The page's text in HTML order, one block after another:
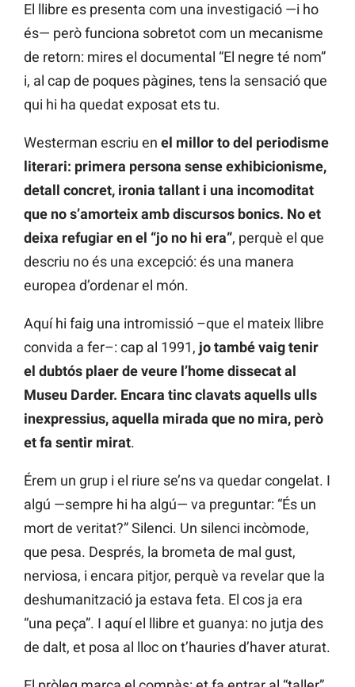
El llibre es presenta com una investigació —i ho
és— però funciona sobretot com un mecanisme
de retorn: mires el documental “El negre té nom”
i, al cap de poques pàgines, tens la sensació que
qui hi ha quedat exposat ets tu.
Westerman escriu en el millor to del periodisme
literari: primera persona sense exhibicionisme,
detall concret, ironia tallant i una incomoditat
que no s’amorteix amb discursos bonics. No et
deixa refugiar en el “jo no hi era”, perquè el que
descriu no és una excepció: és una manera
europea d’ordenar el món.
Aquí hi faig una intromissió –que el mateix llibre
convida a fer–: cap al 1991, jo també vaig tenir
el dubtós plaer de veure l’home dissecat al
Museu Darder. Encara tinc clavats aquells ulls
inexpressius, aquella mirada que no mira, però
et fa sentir mirat.
Érem un grup i el riure se’ns va quedar congelat. I
algú —sempre hi ha algú— va preguntar: “És un
mort de veritat?” Silenci. Un silenci incòmode,
que pesa. Després, la brometa de mal gust,
nerviosa, i encara pitjor, perquè va revelar que la
deshumanització ja estava feta. El cos ja era
“una peça”. I aquí el llibre et guanya: no jutja des
de dalt, et posa al lloc on t’hauries d’haver aturat.